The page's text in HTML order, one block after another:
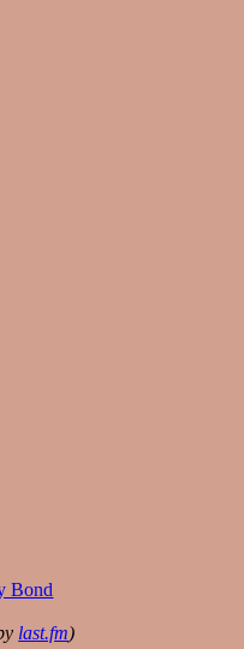
Bond
last.fm)